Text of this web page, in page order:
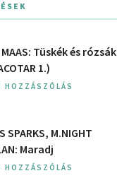
MAAS: Tüskék és rózsák
1.)
HOZZÁSZÓLÁS
SPARKS, M.NIGHT
Maradj
HOZZÁSZÓLÁS